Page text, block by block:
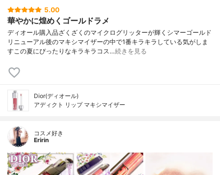
5.00
華やかに煌めくゴールドラメ
ディオール購入品ざくざくのマイクログリッターが輝くシマーゴールド
リニューアル後のマキシマイザーの中で1番キラキラしている気がしま
すこの夏にぴったりなキラキラコス…続きを見る
Dior(ディオール)
アディクト リップ マキシマイザー
コスメ好き
Eririn